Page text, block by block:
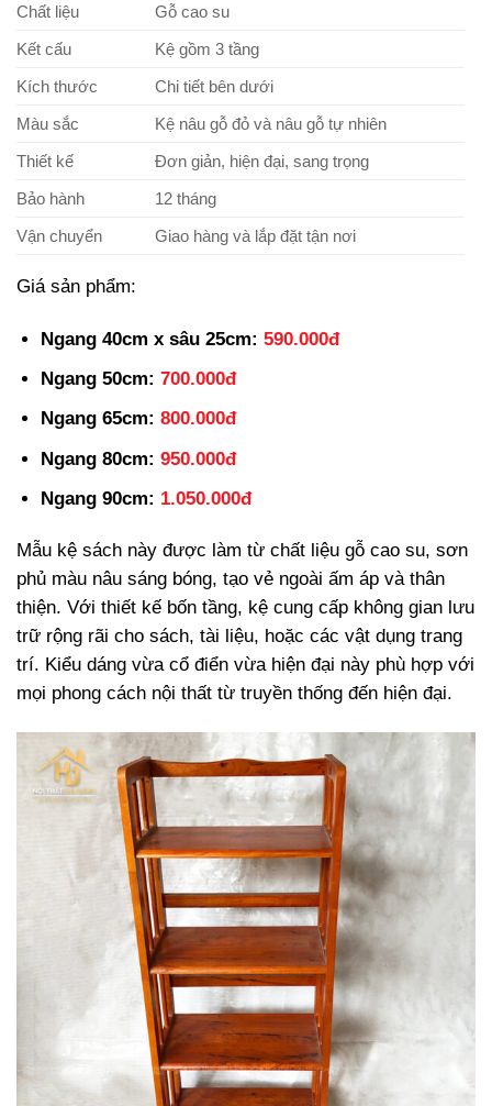
Chất liệu
Gỗ cao su
Kết cấu
Kệ gồm 3 tầng
Kích thước
Chi tiết bên dưới
Màu sắc
Kệ nâu gỗ đỏ và nâu gỗ tự nhiên
Thiết kế
Đơn giản, hiện đại, sang trọng
Bảo hành
12 tháng
Vận chuyển
Giao hàng và lắp đặt tận nơi
Giá sản phẩm:
Ngang 40cm x sâu 25cm: 590.000đ
Ngang 50cm: 700.000đ
Ngang 65cm: 800.000đ
Ngang 80cm: 950.000đ
Ngang 90cm: 1.050.000đ
Mẫu kệ sách này được làm từ chất liệu gỗ cao su, sơn
phủ màu nâu sáng bóng, tạo vẻ ngoài ấm áp và thân
thiện. Với thiết kế bốn tầng, kệ cung cấp không gian lưu
trữ rộng rãi cho sách, tài liệu, hoặc các vật dụng trang
trí. Kiểu dáng vừa cổ điển vừa hiện đại này phù hợp với
mọi phong cách nội thất từ truyền thống đến hiện đại.